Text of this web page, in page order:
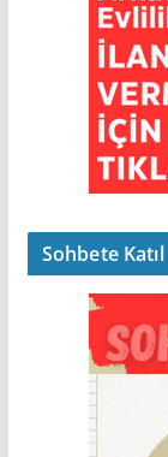
Sohbete Katıl